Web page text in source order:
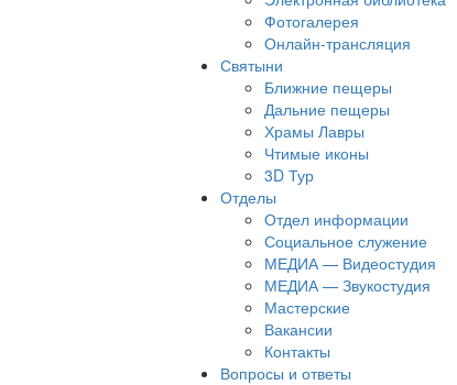
Фотогалерея
Онлайн-трансляция
Святыни
Ближние пещеры
Дальние пещеры
Храмы Лавры
Чтимые иконы
3D Тур
Отделы
Отдел информации
Социальное служение
МЕДИА — Видеостудия
МЕДИА — Звукостудия
Мастерские
Вакансии
Контакты
Вопросы и ответы